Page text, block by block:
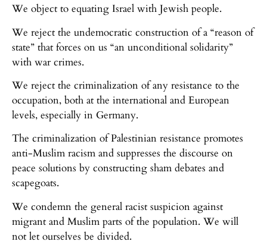
We object to equating Israel with Jewish people.
We reject the undemocratic construction of a “reason of
state” that forces on us “an unconditional solidarity”
with war crimes.
We reject the criminalization of any resistance to the
occupation, both at the international and European
levels, especially in Germany.
The criminalization of Palestinian resistance promotes
anti-Muslim racism and suppresses the discourse on
peace solutions by constructing sham debates and
scapegoats.
We condemn the general racist suspicion against
migrant and Muslim parts of the population. We will
not let ourselves be divided.